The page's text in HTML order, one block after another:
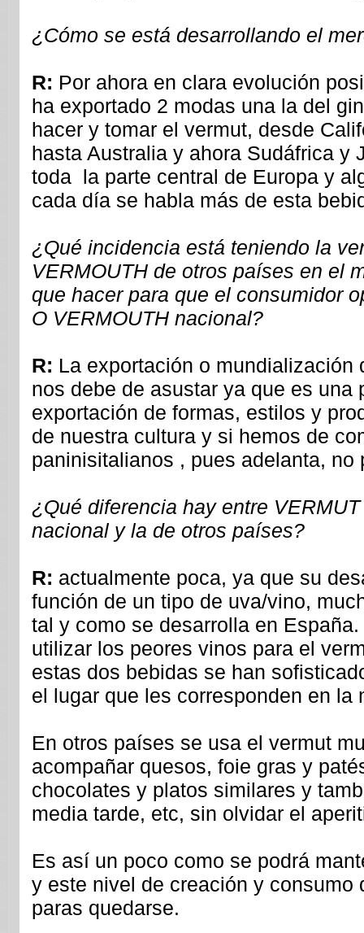
¿Cómo se está desarrollando el
R: Por ahora en clara evolución
ha exportado 2 modas una la del
hacer y tomar el vermut, desde
hasta Australia y ahora Sudáfrica y
toda la parte central de Europa y
cada día se habla más de esta
¿Qué incidencia está teniendo la
VERMOUTH de otros países en el
que hacer para que el consumidor
O VERMOUTH nacional?
R: La exportación o mundialización
nos debe de asustar ya que es una
exportación de formas, estilos y
de nuestra cultura y si hemos de
paninisitalianos , pues adelanta, no
¿Qué diferencia hay entre
nacional y la de otros países?
R: actualmente poca, ya que su
función de un tipo de uva/vino,
tal y como se desarrolla en
utilizar los peores vinos para el
estas dos bebidas se han
el lugar que les corresponden en la
En otros países se usa el vermut
acompañar quesos, foie gras y
chocolates y platos similares y
media tarde, etc, sin olvidar el
Es así un poco como se podrá
y este nivel de creación y consumo
paras quedarse.